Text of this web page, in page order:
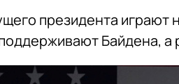
президента играют
Байдена, а